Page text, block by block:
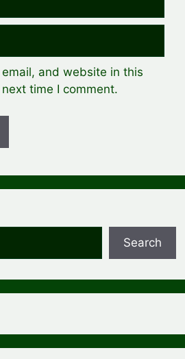
and website in this
time I comment.
Search